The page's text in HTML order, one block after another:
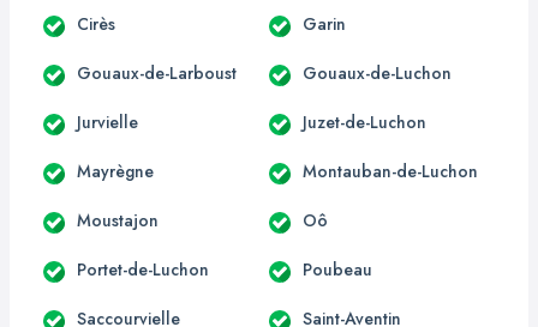
Cirès Garin
Gouaux-de-Larboust Gouaux-de-Luchon
Jurvielle Juzet-de-Luchon
Mayrègne Montauban-de-Luchon
Moustajon Oô
Portet-de-Luchon Poubeau
Saccourvielle Saint-Aventin